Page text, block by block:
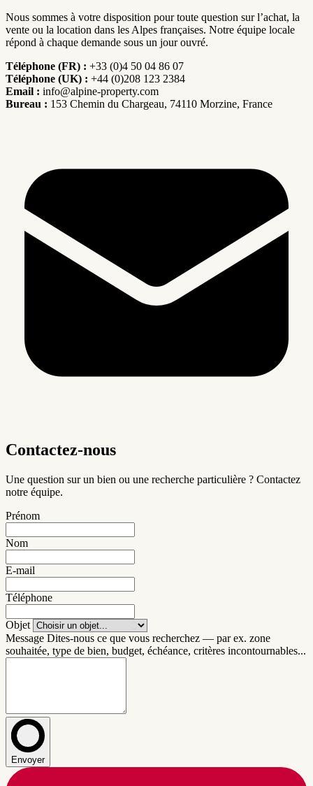
Nous sommes à votre disposition pour toute question sur l’achat, la
vente ou la location dans les Alpes françaises. Notre équipe locale
répond à chaque demande sous un jour ouvré.
Téléphone (FR) : +33 (0)4 50 04 86 07
Téléphone (UK) : +44 (0)208 123 2384
Email : info@alpine-property.com
Bureau : 153 Chemin du Chargeau, 74110 Morzine, France
Contactez-nous
Une question sur un bien ou une recherche particulière ? Contactez
notre équipe.
Prénom
Nom
E-mail
Téléphone
Objet
Message Dites-nous ce que vous recherchez — par ex. zone
souhaitée, type de bien, budget, échéance, critères incontournables...
Envoyer